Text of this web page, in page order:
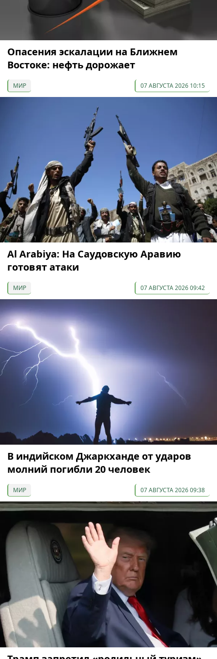
Опасения эскалации на Ближнем
Востоке: нефть дорожает
МИР 07 АВГУСТА 2026 10:15
Al Arabiya: На Саудовскую Аравию
готовят атаки
МИР 07 АВГУСТА 2026 09:42
В индийском Джаркханде от ударов
молний погибли 20 человек
МИР 07 АВГУСТА 2026 09:38